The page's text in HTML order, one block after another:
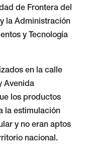
de Frontera del
la Administración
y Tecnología
en la calle
Avenida
los productos
la estimulación
y no eran aptos
nacional.